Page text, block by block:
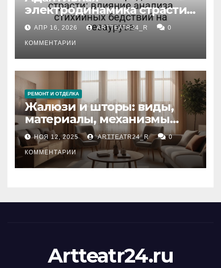
электродинамика страсти:
влияние анализа
стихийных бедствий на
тезауруса
АПР 16, 2026 ARTTEATR24_R 0
КОММЕНТАРИИ
РЕМОНТ И ОТДЕЛКА
Жалюзи и шторы: виды,
материалы, механизмы
управления и уход
НОЯ 12, 2025 ARTTEATR24_R 0
КОММЕНТАРИИ
Artteatr24.ru